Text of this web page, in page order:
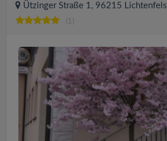
Ützinger Straße 1, 96215 Lichtenfels
(1)